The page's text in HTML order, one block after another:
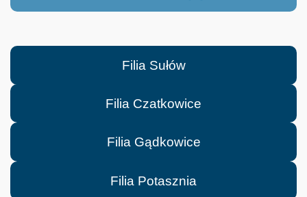
Filia Sułów
Filia Czatkowice
Filia Gądkowice
Filia Potasznia